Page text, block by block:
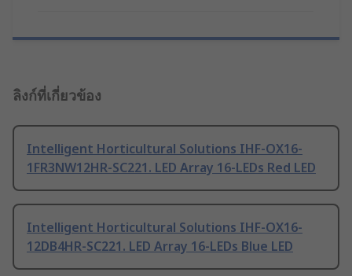
ลิงก์ที่เกี่ยวข้อง
Intelligent Horticultural Solutions IHF-OX16-
1FR3NW12HR-SC221. LED Array 16-LEDs Red LED
Intelligent Horticultural Solutions IHF-OX16-
12DB4HR-SC221. LED Array 16-LEDs Blue LED